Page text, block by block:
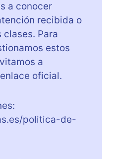
a conocer
recibida o
Para
estos
a
oficial.
politica-de-